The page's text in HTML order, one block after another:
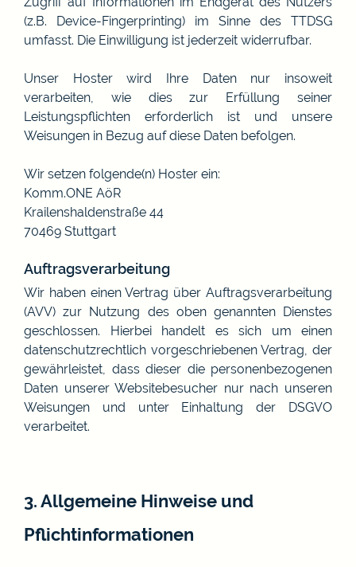
(z.B. Device-Fingerprinting) im Sinne des TTDSG
umfasst. Die Einwilligung ist jederzeit widerrufbar.
Unser Hoster wird Ihre Daten nur insoweit
verarbeiten, wie dies zur Erfüllung seiner
Leistungspflichten erforderlich ist und unsere
Weisungen in Bezug auf diese Daten befolgen.
Wir setzen folgende(n) Hoster ein:
Komm.ONE AöR
Krailenshaldenstraße 44
70469 Stuttgart
Auftragsverarbeitung
Wir haben einen Vertrag über Auftragsverarbeitung
(AVV) zur Nutzung des oben genannten Dienstes
geschlossen. Hierbei handelt es sich um einen
datenschutzrechtlich vorgeschriebenen Vertrag, der
gewährleistet, dass dieser die personenbezogenen
Daten unserer Websitebesucher nur nach unseren
Weisungen und unter Einhaltung der DSGVO
verarbeitet.
3. Allgemeine Hinweise und
Pflichtinformationen